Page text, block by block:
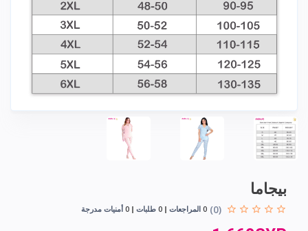
بيجاما
(0)
0 المراجعات 0 طلبات 0 أمنيات مدرجة